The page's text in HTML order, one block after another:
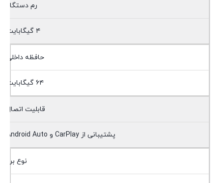
رم دستگاه
۴ گیگابایت
حافظه داخلی
۶۴ گیگابایت
قابلیت اتصال
پشتیبانی از CarPlay و Android Auto
نوع برد